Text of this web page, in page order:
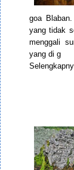
goa
yang tidak
menggali
yang di g